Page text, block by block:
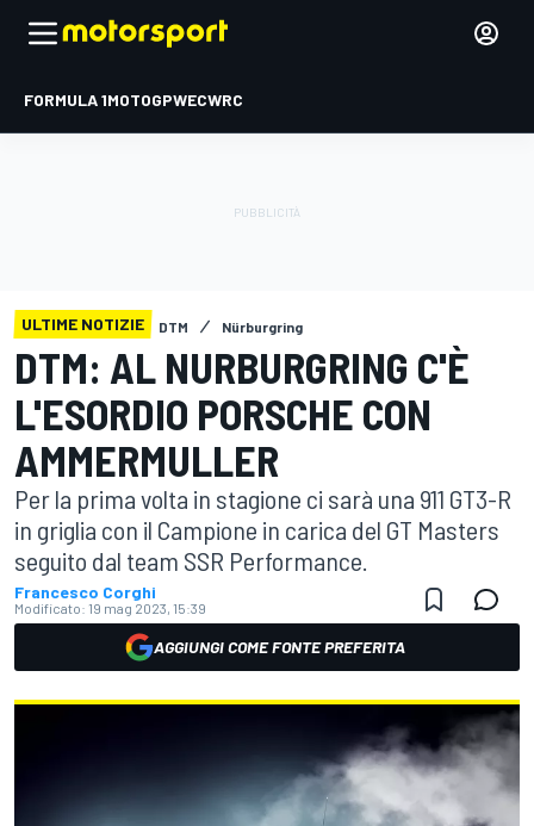
FORMULA 1MOTOGPWECWRC
ULTIME NOTIZIE DTM Nürburgring
DTM: AL NURBURGRING C'È
L'ESORDIO PORSCHE CON
AMMERMULLER
Per la prima volta in stagione ci sarà una 911 GT3-R
in griglia con il Campione in carica del GT Masters
seguito dal team SSR Performance.
Francesco Corghi
Modificato: 19 mag 2023, 15:39
AGGIUNGI COME FONTE PREFERITA